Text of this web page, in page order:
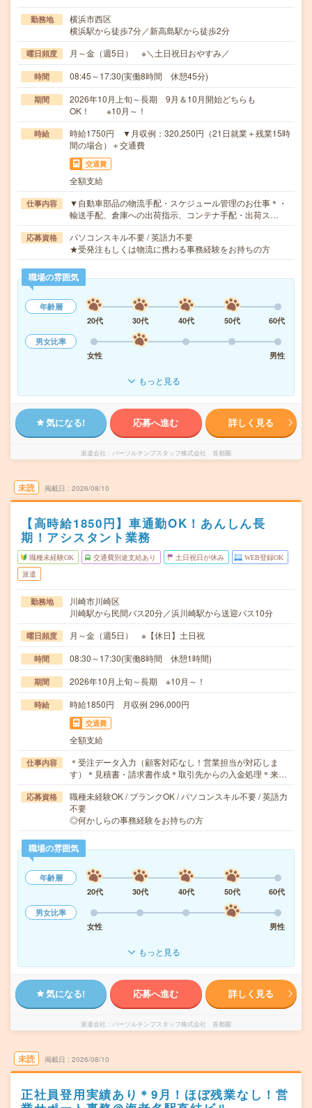
勤務地
横浜市西区
横浜駅から徒歩7分／新高島駅から徒歩2分
曜日頻度 月～金（週5日） ※＼土日祝日おやすみ／
時間 08:45～17:30(実働8時間 休憩45分)
期間
2026年10月上旬～長期 9月＆10月開始どちらも
OK！ ※10月～！
時給
時給1750円 ▼月収例：320,250円（21日就業＋残業15時
間の場合）＋交通費
交通費
全額支給
仕事内容
▼自動車部品の物流手配・スケジュール管理のお仕事＊・
輸送手配、倉庫への出荷指示、コンテナ手配・出荷ス…
応募資格
パソコンスキル不要 / 英語力不要
★受発注もしくは物流に携わる事務経験をお持ちの方
職場の雰囲気
年齢層
20代
30代 40代 50代
60代
男女比率
女性
男性
もっと見る
気になる! 応募へ進む 詳しく見る
派遣会社 パーソルテンプスタッフ株式会社 首都圏
未読 掲載日 2026/08/10
【高時給1850円】車通勤OK！あんしん長
期！アシスタント業務
職種未経験OK 交通費別途支給あり 土日祝日が休み WEB登録OK
派遣
勤務地
川崎市川崎区
川崎駅から民間バス20分／浜川崎駅から送迎バス10分
曜日頻度 月～金（週5日） ※【休日】土日祝
時間 08:30～17:30(実働8時間 休憩1時間)
期間 2026年10月上旬～長期 ※10月～！
時給 時給1850円 月収例 296,000円
交通費
全額支給
仕事内容
＊受注データ入力（顧客対応なし！営業担当が対応しま
す）＊見積書・請求書作成＊取引先からの入金処理＊来…
応募資格
職種未経験OK / ブランクOK / パソコンスキル不要 / 英語力
不要
◎何かしらの事務経験をお持ちの方
職場の雰囲気
年齢層
20代
30代 40代 50代
60代
男女比率
女性
男性
もっと見る
気になる! 応募へ進む 詳しく見る
派遣会社 パーソルテンプスタッフ株式会社 首都圏
未読 掲載日 2026/08/10
正社員登用実績あり＊9月！ほぼ残業なし！営